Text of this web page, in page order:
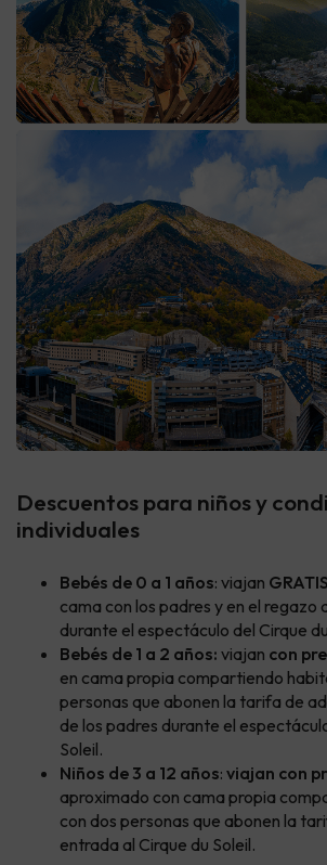
Descuentos para niños y
individuales
Bebés de 0 a 1 años: viajan GRATIS
cama con los padres y en el regazo
durante el espectáculo del Cirque
Bebés de 1 a 2 años: viajan con
en cama propia compartiendo
personas que abonen la tarifa de
de los padres durante el
Soleil.
Niños de 3 a 12 años: viajan con
aproximado con cama propia
con dos personas que abonen la
entrada al Cirque du Soleil.